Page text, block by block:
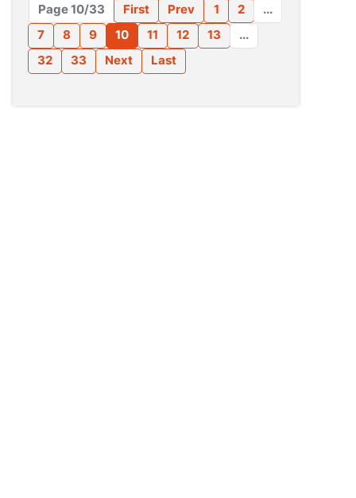
Page 10/33 First Prev 1 2
...
7
8 9 10 11 12 13
...
32
33 Next Last